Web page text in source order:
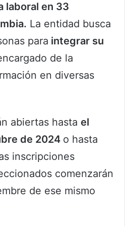
laboral en 33
La entidad busca
para integrar su
de la
en diversas
abiertas hasta el
de 2024 o hasta
inscripciones
comenzarán
de ese mismo